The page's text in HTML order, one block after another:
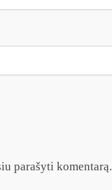
parašyti komentarą.